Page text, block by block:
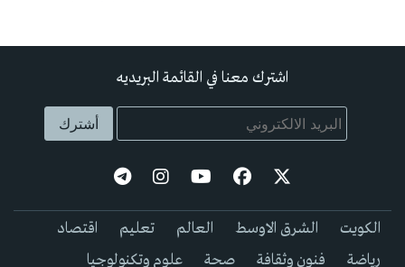
اشترك معنا في القائمة البريديه
الكويت الشرق الاوسط العالم تعليم
اقتصاد
رياضة
فنون وثقافة صحة علوم وتكنولوجيا